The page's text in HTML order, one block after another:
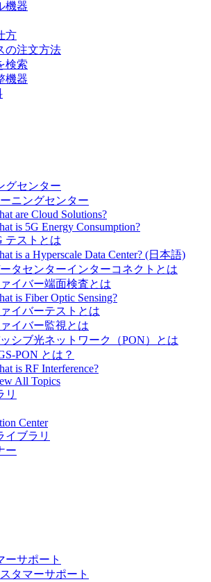
機器
方
の注文方法
検索
機器
グセンター
ニングセンター
are Cloud Solutions?
is 5G Energy Consumption?
テストとは
is a Hyperscale Data Center? (日本語)
タセンターインターコネクトとは
イバー端面検査とは
is Fiber Optic Sensing?
イバーテストとは
イバー監視とは
シブ光ネットワーク（PON）とは
PON とは？
is RF Interference?
All Topics
リ
Center
イブラリ
ー
ーサポート
タマーサポート